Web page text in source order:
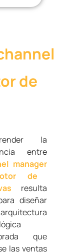
de
la
entre
manager
de
resulta
diseñar
que
las ventas